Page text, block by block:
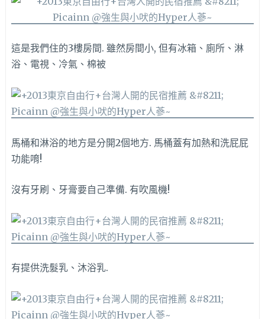
這是我們住的3樓房間. 雖然房間小, 但有冰箱、廁所、淋
浴、電視、冷氣、棉被
馬桶和淋浴的地方是分開2個地方. 馬桶蓋有加熱和洗屁屁
功能唷!
沒有牙刷、牙膏要自己準備. 有吹風機!
有提供洗髮乳、沐浴乳.